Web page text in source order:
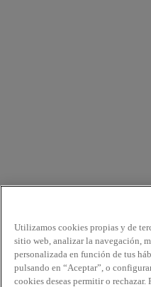
Utilizamos cookies propias y de
sitio web, analizar la navegación,
personalizada en función de tus
pulsando en “Aceptar”, o
cookies deseas permitir o